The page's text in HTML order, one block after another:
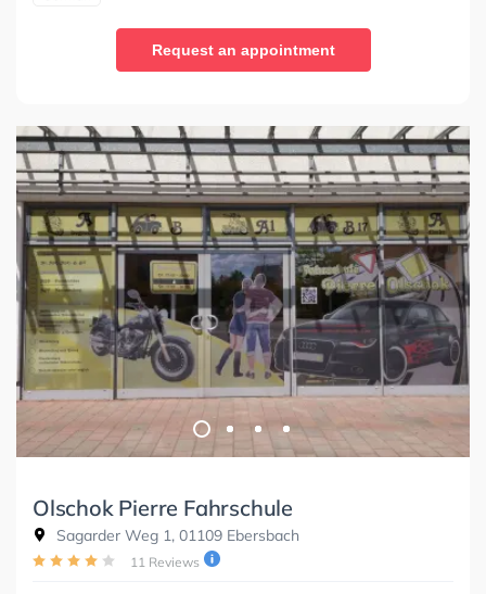
Request an appointment
Olschok Pierre Fahrschule
Sagarder Weg 1, 01109 Ebersbach
11 Reviews